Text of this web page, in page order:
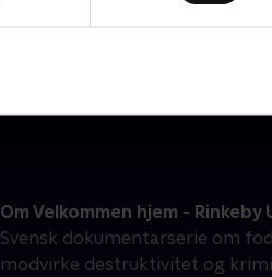
Kim Kanonarm
Om Velkommen hjem - Rinkeby
Svensk dokumentarserie om
modvirke destruktivitet og